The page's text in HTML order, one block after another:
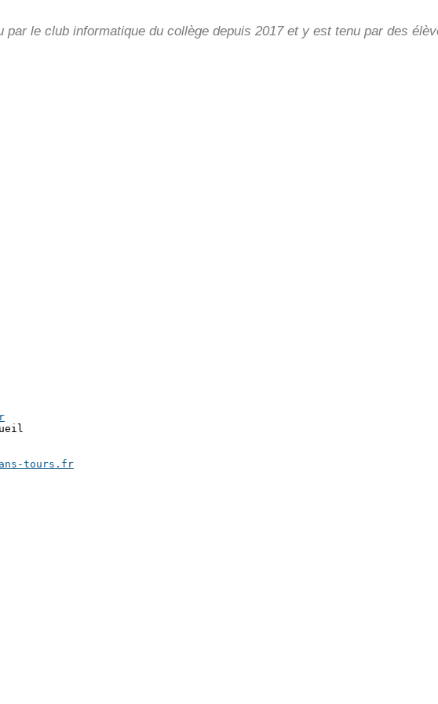
par le club informatique du collège depuis 2017 et y est tenu par des
tours.fr